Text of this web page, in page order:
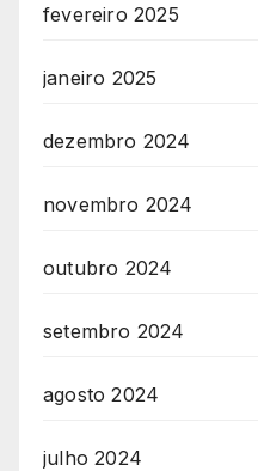
fevereiro 2025
janeiro 2025
dezembro 2024
novembro 2024
outubro 2024
setembro 2024
agosto 2024
julho 2024